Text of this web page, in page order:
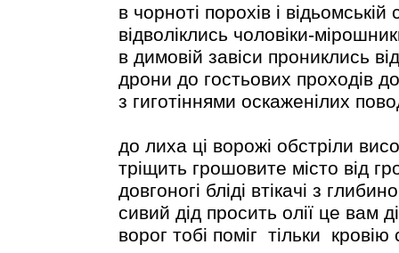
в чорноті порохів і відьомській
відволіклись чоловіки-
в димовій завіси прониклись
дрони до гостьових проходів
з гиготіннями оскаженілих
до лиха ці ворожі обстріли
тріщить грошовите місто від
довгоногі бліді втікачі з
сивий дід просить олії це вам
ворог тобі поміг тільки кровію